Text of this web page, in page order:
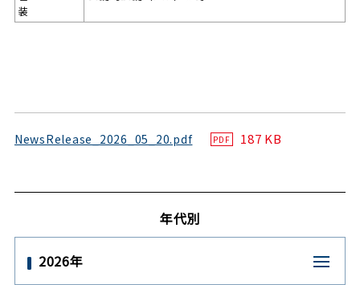
装
NewsRelease_2026_05_20.pdf PDF 187 KB
年代別
2026年